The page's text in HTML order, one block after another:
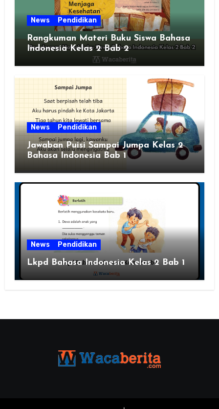
News Pendidikan
Rangkuman Materi Buku Siswa Bahasa
Indonesia Kelas 2 Bab 2
News Pendidikan
Jawaban Puisi Sampai Jumpa Kelas 2
Bahasa Indonesia Bab 1
News Pendidikan
Lkpd Bahasa Indonesia Kelas 2 Bab 1